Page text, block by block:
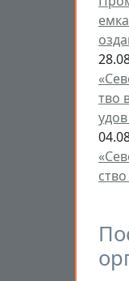
тво